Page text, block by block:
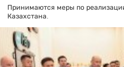
Принимаются меры по
Казахстана.